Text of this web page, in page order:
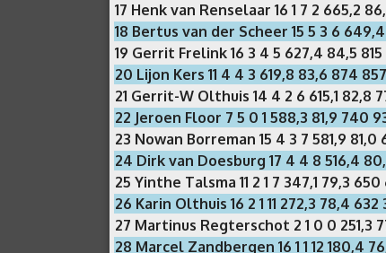
17 Henk van Renselaar 16 1 7 2 665,2
18 Bertus van der Scheer 15 5 3 6
19 Gerrit Frelink 16 3 4 5 627,4 84,5 815
20 Lijon Kers 11 4 4 3 619,8 83,6 874 857
21 Gerrit-W Olthuis 14 4 2 6 615,1 82,8
22 Jeroen Floor 7 5 0 1 588,3 81,9 740
23 Nowan Borreman 15 4 3 7 581,9 81,0
24 Dirk van Doesburg 17 4 4 8 516,4
25 Yinthe Talsma 11 2 1 7 347,1 79,3 650
26 Karin Olthuis 16 2 1 11 272,3 78,4 632
27 Martinus Regterschot 2 1 0 0 251,3
28 Marcel Zandbergen 16 1 1 12 180,4